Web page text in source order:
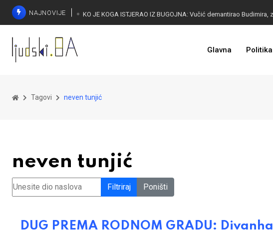
NAJNOVIJE
Glavna Politika
Tagovi neven tunjić
neven tunjić
Unesite dio naslova Filtriraj Poništi
DUG PREMA RODNOM GRADU: